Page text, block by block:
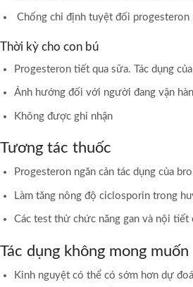
Chống chỉ định tuyệt đối progesteron
Thời kỳ cho con bú
Progesteron tiết qua sữa. Tác dụng
Ảnh hướng đối với người đang vận
Không được ghi nhận
Tương tác thuốc
Progesteron ngăn cản tác dụng của
Làm tăng nông độ ciclosporin trong
Các test thử chức năng gan và nội tiết
Tác dụng không mong muốn
Kinh nguyệt có thể có sớm hơn dự